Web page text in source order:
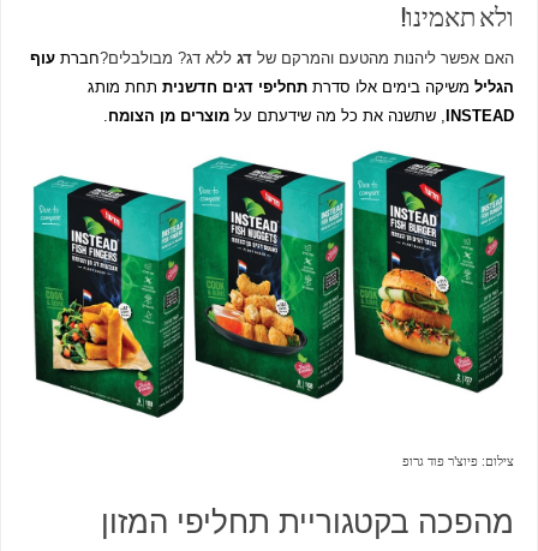
ולא תאמינו!
האם אפשר ליהנות מהטעם והמרקם של דגללא דג? מבולבלים?חברת עוף
הגלילמשיקה בימים אלו סדרת תחליפי דגים חדשניתתחת מותג
INSTEAD , שתשנה את כל מה שידעתם על מוצרים מן הצומח.
צילום: פיוצ'ר פוד גרופ
מהפכה בקטגוריית תחליפי המזון